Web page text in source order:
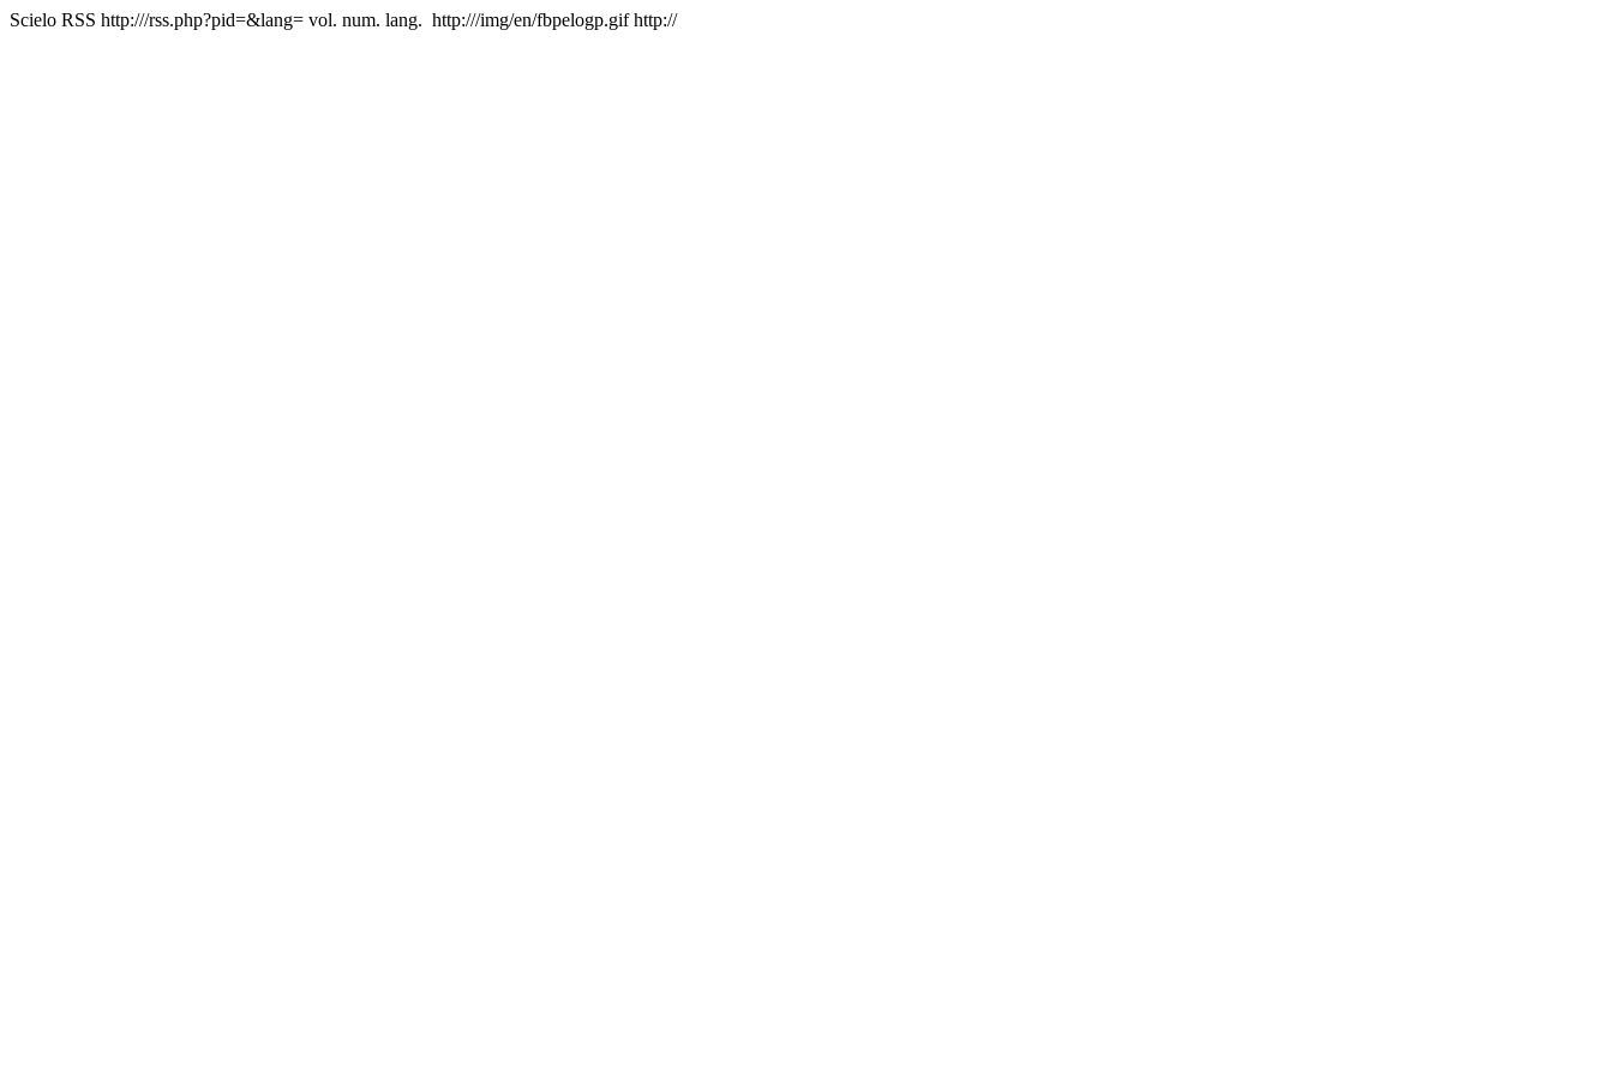
Scielo RSS http:///rss.php?pid=&lang= vol. num. lang. http:///img/en/fbpelogp.gif http://